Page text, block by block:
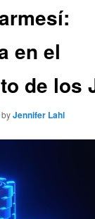
en el
de los
byJennifer Lahl